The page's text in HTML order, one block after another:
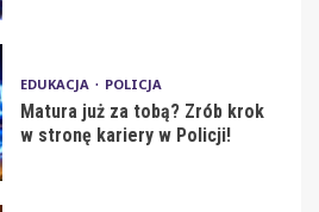
EDUKACJA POLICJA
Matura już za tobą? Zrób krok
w stronę kariery w Policji!